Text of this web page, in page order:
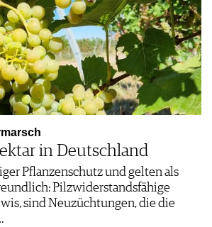
in Deutschland
Pflanzenschutz und gelten als
Pilzwiderstandsfähige
sind Neuzüchtungen, die die